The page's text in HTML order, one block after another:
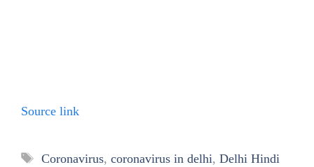
Source link
Tags
Coronavirus, coronavirus in delhi, Delhi Hindi